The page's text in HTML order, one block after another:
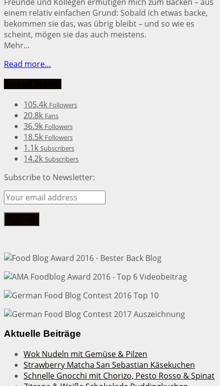
einem relativ einfachen Grund: Sobald ich etwas backe,
bekommen sie das, was übrig bleibt – und so wie es
scheint, mögen sie das auch meistens.
Mehr…
Read more…
105.4k Followers
20.8k Fans
36.9k Followers
18.5k Followers
1.1k Subscribers
14.2k Subscribers
Subscribe to Newsletter:
Aktuelle Beiträge
Wok Nudeln mit Gemüse & Pilzen
Strawberry Matcha San Sebastian Käsekuchen
Schnelle Gnocchi mit Chorizo, Pesto Rosso & Spinat